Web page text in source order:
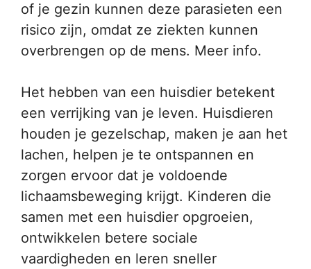
of je gezin kunnen deze parasieten een
risico zijn, omdat ze ziekten kunnen
overbrengen op de mens. Meer info.
Het hebben van een huisdier betekent
een verrijking van je leven. Huisdieren
houden je gezelschap, maken je aan het
lachen, helpen je te ontspannen en
zorgen ervoor dat je voldoende
lichaamsbeweging krijgt. Kinderen die
samen met een huisdier opgroeien,
ontwikkelen betere sociale
vaardigheden en leren sneller